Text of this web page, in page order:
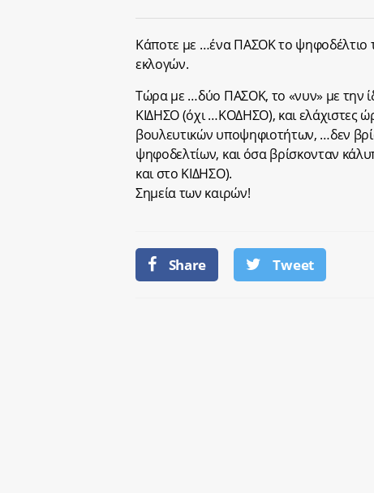
Κάποτε με …ένα ΠΑΣΟΚ το ψηφοδέλτιο
εκλογών.
Τώρα με …δύο ΠΑΣΟΚ, το «νυν» με την
ΚΙΔΗΣΟ (όχι …ΚΟΔΗΣΟ), και ελάχιστες
βουλευτικών υποψηφιοτήτων, …δεν
ψηφοδελτίων, και όσα βρίσκονταν
και στο ΚΙΔΗΣΟ).
Σημεία των καιρών!
Share Tweet